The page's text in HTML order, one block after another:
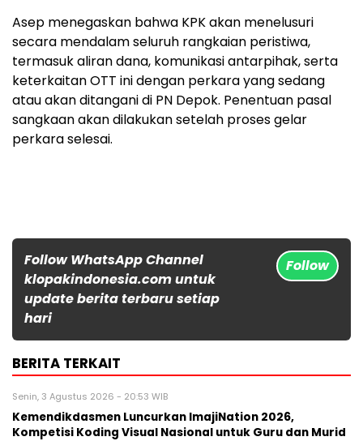
Asep menegaskan bahwa KPK akan menelusuri
secara mendalam seluruh rangkaian peristiwa,
termasuk aliran dana, komunikasi antarpihak, serta
keterkaitan OTT ini dengan perkara yang sedang
atau akan ditangani di PN Depok. Penentuan pasal
sangkaan akan dilakukan setelah proses gelar
perkara selesai.
Follow WhatsApp Channel
klopakindonesia.com untuk
update berita terbaru setiap
hari
Follow
BERITA TERKAIT
Senin, 3 Agustus 2026 - 20:53 WIB
Kemendikdasmen Luncurkan ImajiNation 2026,
Kompetisi Koding Visual Nasional untuk Guru dan Murid